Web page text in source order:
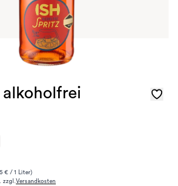
alkoholfrei
€ / 1 Liter)
zzgl.Versandkosten